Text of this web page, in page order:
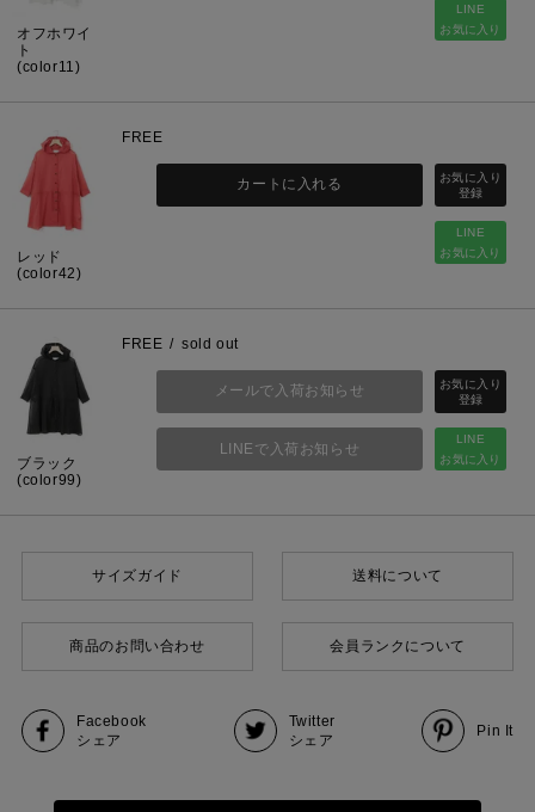
オフホワイ
ト
(color11)
LINE
お気に入り
レッド
(color42)
FREE
LINE
お気に入り
カートに入れる
ブラック
(color99)
FREE sold out
LINE
お気に入り
メールで入荷お知らせ
LINEで入荷お知らせ
サイズガイド 送料について
商品のお問い合わせ 会員ランクについて
Facebook
シェア
Twitter
シェア
Pin It